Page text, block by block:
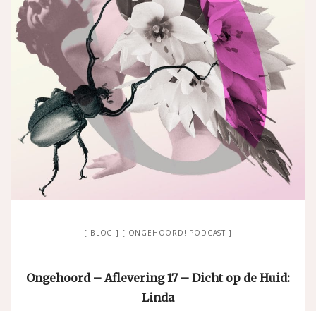
BLOG ONGEHOORD! PODCAST
Ongehoord – Aflevering 17 – Dicht op de Huid:
Linda